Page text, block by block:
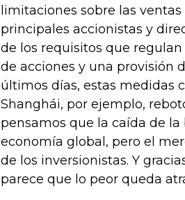
limitaciones sobre las
principales accionistas y
de los requisitos que
de acciones y una provisión
últimos días, estas medidas
Shanghái, por ejemplo,
pensamos que la caída de
economía global, pero el
de los inversionistas. Y
parece que lo peor queda